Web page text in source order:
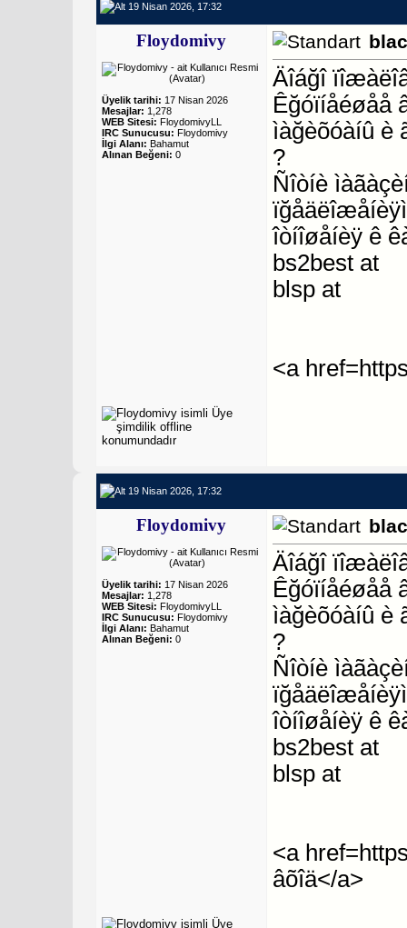
19 Nisan 2026, 17:32
Floydomivy
Üyelik tarihi: 17 Nisan 2026
Mesajlar: 1,278
WEB Sitesi: FloydomivyLL
IRC Sunucusu: Floydomivy
İlgi Alanı: Bahamut
Alınan Beğeni: 0
Äîáğî
Êğóïíåéøåå
ìàğèõóàíû è
?
Ñîòíè
îòíîøåíèÿ ê
bs2best at
blsp at
<a
19 Nisan 2026, 17:32
Floydomivy
Üyelik tarihi: 17 Nisan 2026
Mesajlar: 1,278
WEB Sitesi: FloydomivyLL
IRC Sunucusu: Floydomivy
İlgi Alanı: Bahamut
Alınan Beğeni: 0
Äîáğî
Êğóïíåéøåå
ìàğèõóàíû è
?
Ñîòíè
îòíîøåíèÿ ê
bs2best at
blsp at
<a
âõîä</a>